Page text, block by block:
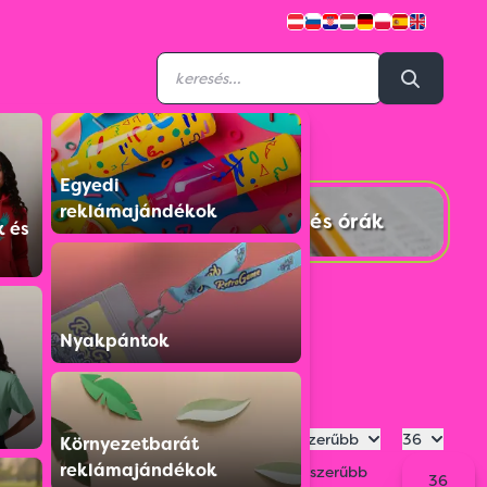
és
Egyedi
reklámajándékok
Nyakpántok
Környezetbarát
reklámajándékok
Számológépek és órák
Legnépszerűbb
Legnépszerűbb
36
36